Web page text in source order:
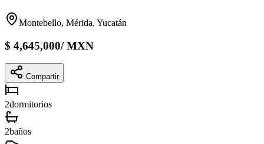
Montebello, Mérida, Yucatán
$ 4,645,000/MXN
Compartir
2dormitorios
2baños